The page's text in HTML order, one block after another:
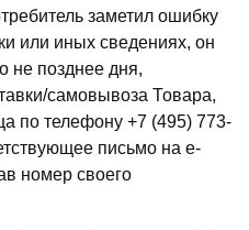
заметил ошибку
или иных сведениях, он
не позднее дня,
самовывоза Товара,
по телефону +7 (495) 773-
письмо на e-
номер своего